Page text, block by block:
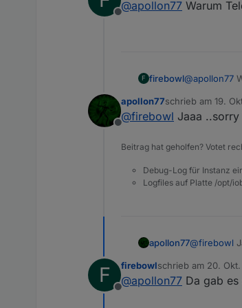
"oidWrite"
    [
      {
"oid":
"value"
  ],
"actions": {
"then": [
//
    }
});
Offline
@apollon77 Warum
F firebowl@apollon77
Offline
apollon77schrieb am 19.
zuletzt editiert
@firebowl Jaaa
Beitrag hat geholfen? Votet
Debug-Log für Instanz
Logfiles auf Platte /opt/
apollon77@firebowl
F
Offline
firebowlschrieb am 20.
zuletzt editiert von
@apollon77 Da gab